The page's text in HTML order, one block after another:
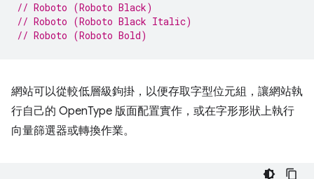
// Roboto (Roboto Black)
// Roboto (Roboto Black Italic)
// Roboto (Roboto Bold)
網站可以從較低層級鉤掛，以便存取字型位元組，讓網站執
行自己的 OpenType 版面配置實作，或在字形形狀上執行
向量篩選器或轉換作業。